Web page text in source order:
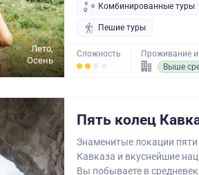
Лето,
Осень
Комбинированные туры
Пешие туры
Сложность
Проживание
Выше
Пять колец
Знаменитые локации
Кавказа и вкуснейшие
Вы побываете в